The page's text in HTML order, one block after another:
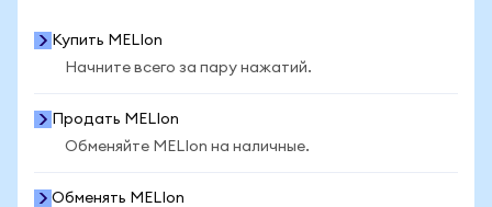
Купить MELIon
Начните всего за пару нажатий.
Продать MELIon
Обменяйте MELIon на наличные.
Обменять MELIon